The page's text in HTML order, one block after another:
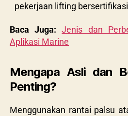
pekerjaan lifting
Baca Juga: Jenis dan
Aplikasi Marine
Mengapa Asli dan
Penting?
Menggunakan rantai palsu